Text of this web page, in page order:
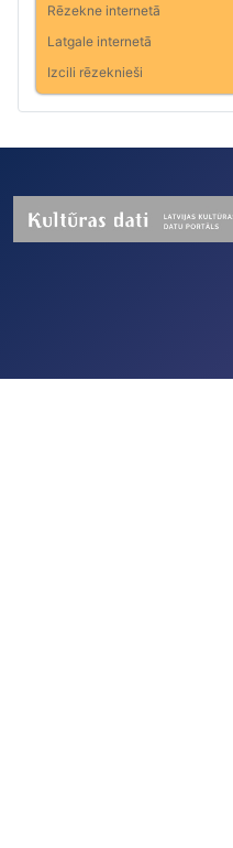
Rēzekne internetā
Latgale internetā
Izcili rēzeknieši